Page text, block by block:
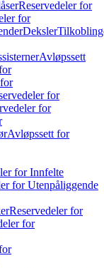
Reservedeler for
for
Deksler
Avløpssett
for
for
Avløpssett for
for Innfelte
for Utenpåliggende
Reservedeler for
for